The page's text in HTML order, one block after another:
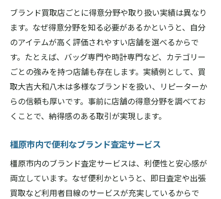
ブランド買取店ごとに得意分野や取り扱い実績は異なり
ます。なぜ得意分野を知る必要があるかというと、自分
のアイテムが高く評価されやすい店舗を選べるからで
す。たとえば、バッグ専門や時計専門など、カテゴリー
ごとの強みを持つ店舗も存在します。実績例として、買
取大吉大和八木は多様なブランドを扱い、リピーターか
らの信頼も厚いです。事前に店舗の得意分野を調べてお
くことで、納得感のある取引が実現します。
橿原市内で便利なブランド査定サービス
橿原市内のブランド査定サービスは、利便性と安心感が
両立しています。なぜ便利かというと、即日査定や出張
買取など利用者目線のサービスが充実しているからで